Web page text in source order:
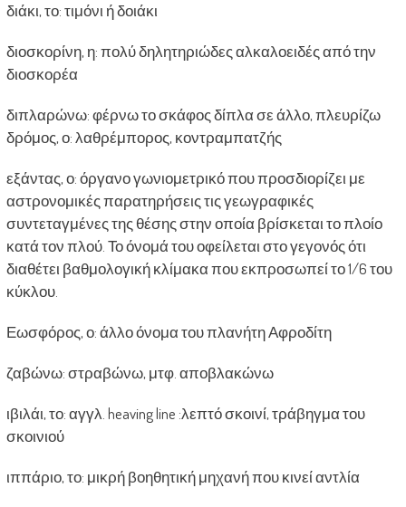
διάκι, το: τιμόνι ή δοιάκι
διοσκορίνη, η: πολύ δηλητηριώδες αλκαλοειδές από την
διοσκορέα
διπλαρώνω: φέρνω το σκάφος δίπλα σε άλλο, πλευρίζω
δρόμος, ο: λαθρέμπορος, κοντραμπατζής
εξάντας, ο: όργανο γωνιομετρικό που προσδιορίζει με
αστρονομικές παρατηρήσεις τις γεωγραφικές
συντεταγμένες της θέσης στην οποία βρίσκεται το πλοίο
κατά τον πλού. Το όνομά του οφείλεται στο γεγονός ότι
διαθέτει βαθμολογική κλίμακα που εκπροσωπεί το 1/6 του
κύκλου.
Εωσφόρος, ο: άλλο όνομα του πλανήτη Αφροδίτη
ζαβώνω: στραβώνω, μτφ. αποβλακώνω
ιβιλάι, το: αγγλ. heaving line :λεπτό σκοινί, τράβηγμα του
σκοινιού
ιππάριο, το: μικρή βοηθητική μηχανή που κινεί αντλία